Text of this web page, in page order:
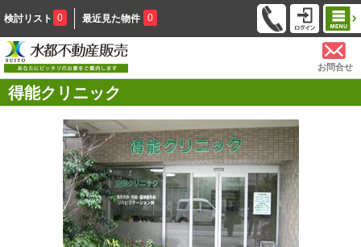
検討リスト 0 最近見た物件 0
お問合せ
得能クリニック